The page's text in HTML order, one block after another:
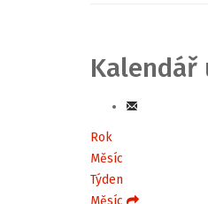
Rok
Měsíc
Týden
Měsíc